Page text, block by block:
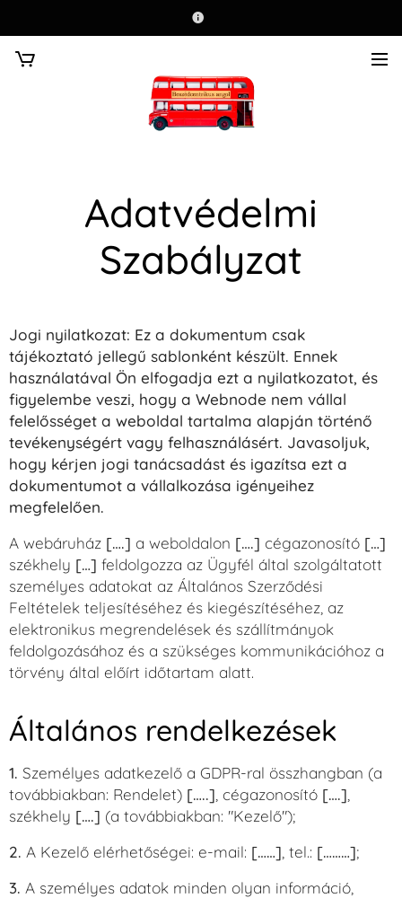
Adatvédelmi
Szabályzat
Jogi nyilatkozat: Ez a dokumentum csak
tájékoztató jellegű sablonként készült. Ennek
használatával Ön elfogadja ezt a nyilatkozatot, és
figyelembe veszi, hogy a Webnode nem vállal
felelősséget a weboldal tartalma alapján történő
tevékenységért vagy felhasználásért. Javasoljuk,
hogy kérjen jogi tanácsadást és igazítsa ezt a
dokumentumot a vállalkozása igényeihez
megfelelően.
A webáruház [….] a weboldalon [….] cégazonosító […]
székhely […] feldolgozza az Ügyfél által szolgáltatott
személyes adatokat az Általános Szerződési
Feltételek teljesítéséhez és kiegészítéséhez, az
elektronikus megrendelések és szállítmányok
feldolgozásához és a szükséges kommunikációhoz a
törvény által előírt időtartam alatt.
Általános rendelkezések
1. Személyes adatkezelő a GDPR-ral összhangban (a
továbbiakban: Rendelet) […..] , cégazonosító [….]
székhely [….] (a továbbiakban: "Kezelő");
2. A Kezelő elérhetőségei: e-mail: [……] , tel.: [………];
3. A személyes adatok minden olyan információ,